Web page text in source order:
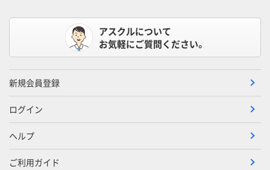
アスクルについて
お気軽にご質問ください。
新規会員登録
ログイン
ヘルプ
ご利用ガイド